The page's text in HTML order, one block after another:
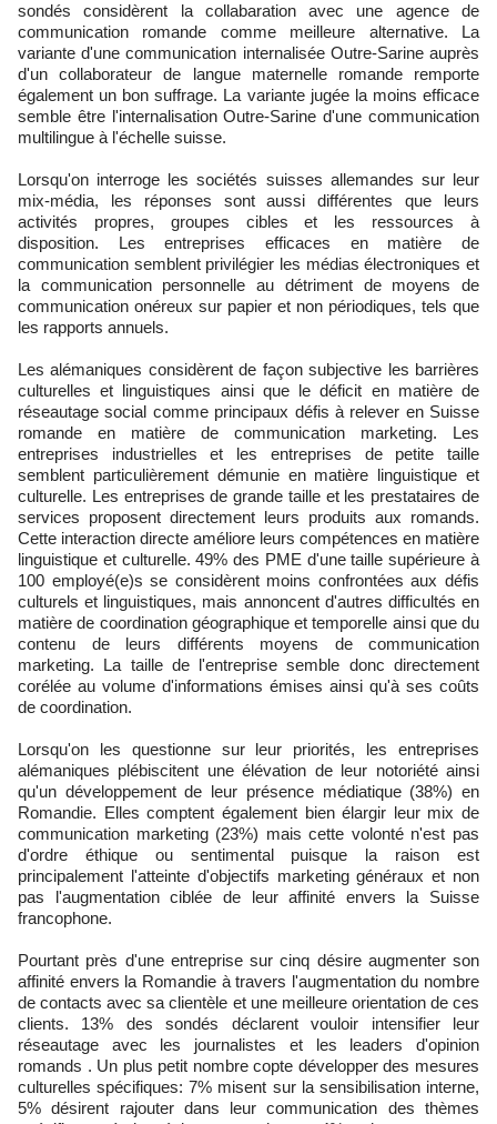
sondés considèrent la collabaration avec une agence de
communication romande comme meilleure alternative. La
variante d'une communication internalisée Outre-Sarine auprès
d'un collaborateur de langue maternelle romande remporte
également un bon suffrage. La variante jugée la moins efficace
semble être l'internalisation Outre-Sarine d'une communication
multilingue à l'échelle suisse.
Lorsqu'on interroge les sociétés suisses allemandes sur leur
mix-média, les réponses sont aussi différentes que leurs
activités propres, groupes cibles et les ressources à
disposition. Les entreprises efficaces en matière de
communication semblent privilégier les médias électroniques et
la communication personnelle au détriment de moyens de
communication onéreux sur papier et non périodiques, tels que
les rapports annuels.
Les alémaniques considèrent de façon subjective les barrières
culturelles et linguistiques ainsi que le déficit en matière de
réseautage social comme principaux défis à relever en Suisse
romande en matière de communication marketing. Les
entreprises industrielles et les entreprises de petite taille
semblent particulièrement démunie en matière linguistique et
culturelle. Les entreprises de grande taille et les prestataires de
services proposent directement leurs produits aux romands.
Cette interaction directe améliore leurs compétences en matière
linguistique et culturelle. 49% des PME d'une taille supérieure à
100 employé(e)s se considèrent moins confrontées aux défis
culturels et linguistiques, mais annoncent d'autres difficultés en
matière de coordination géographique et temporelle ainsi que du
contenu de leurs différents moyens de communication
marketing. La taille de l'entreprise semble donc directement
corélée au volume d'informations émises ainsi qu'à ses coûts
de coordination.
Lorsqu'on les questionne sur leur priorités, les entreprises
alémaniques plébiscitent une élévation de leur notoriété ainsi
qu'un développement de leur présence médiatique (38%) en
Romandie. Elles comptent également bien élargir leur mix de
communication marketing (23%) mais cette volonté n'est pas
d'ordre éthique ou sentimental puisque la raison est
principalement l'atteinte d'objectifs marketing généraux et non
pas l'augmentation ciblée de leur affinité envers la Suisse
francophone.
Pourtant près d'une entreprise sur cinq désire augmenter son
affinité envers la Romandie à travers l'augmentation du nombre
de contacts avec sa clientèle et une meilleure orientation de ces
clients. 13% des sondés déclarent vouloir intensifier leur
réseautage avec les journalistes et les leaders d'opinion
romands . Un plus petit nombre copte développer des mesures
culturelles spécifiques: 7% misent sur la sensibilisation interne,
5% désirent rajouter dans leur communication des thèmes